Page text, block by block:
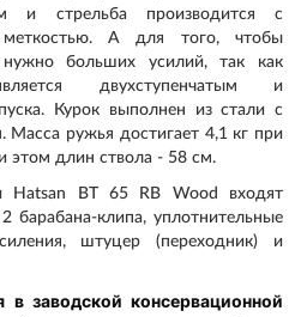
и стрельба производится с
А для того, чтобы
больших усилий, так как
двухступенчатым и
Курок выполнен из стали с
Масса ружья достигает 4,1 кг при
этом длин ствола - 58 см.
Hatsan BT 65 RB Wood входят
барабана-клипа, уплотнительные
штуцер (переходник) и
в заводской консервационной